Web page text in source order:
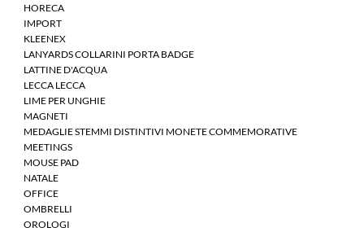
HORECA
IMPORT
KLEENEX
LANYARDS COLLARINI PORTA BADGE
LATTINE D'ACQUA
LECCA LECCA
LIME PER UNGHIE
MAGNETI
MEDAGLIE STEMMI DISTINTIVI MONETE COMMEMORATIVE
MEETINGS
MOUSE PAD
NATALE
OFFICE
OMBRELLI
OROLOGI